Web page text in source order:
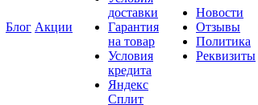
Блог Акции
доставки
Гарантия
на товар
Условия
кредита
Яндекс
Сплит
Новости
Отзывы
Политика
Реквизиты